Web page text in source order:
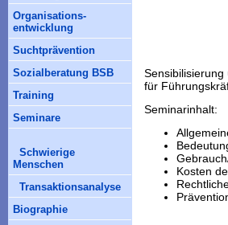
Organisations-
entwicklung
Suchtprävention
Sozialberatung BSB
Training
Seminare
Schwierige
Menschen
Transaktionsanalyse
Biographie
für
Seminarinhalt:
Kosten